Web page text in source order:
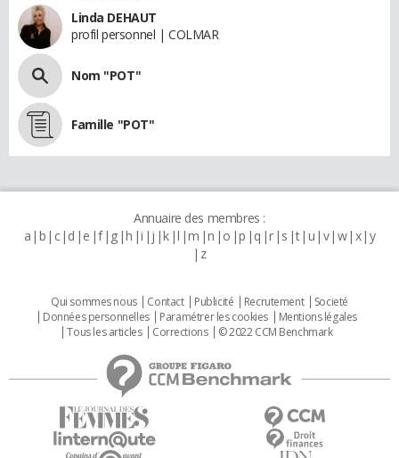
Linda DEHAUT
profil personnel | COLMAR
Nom "POT"
Famille "POT"
Annuaire des membres :
a b c d e f g h i j k l m n o p q r s t u v w x y
z
Qui sommes nous Contact Publicité Recrutement
Societé
Données personnelles
Paramétrer les cookies
Mentions légales
Tous les articles
Corrections © 2022 CCM Benchmark